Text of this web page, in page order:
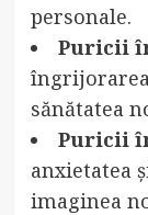
personale.
Puricii
sănătatea
Puricii
anxietatea
imaginea